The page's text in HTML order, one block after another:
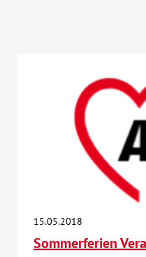
Beratung & Hilfe
Begegnung
Über uns
15.05.2018
Sommerferien